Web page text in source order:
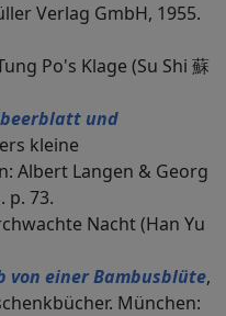
Verlag GmbH, 1955.
Po's Klage (Su Shi 蘇
und
kleine
Albert Langen & Georg
p. 73.
Nacht (Han Yu
von einer Bambusblüte,
München: